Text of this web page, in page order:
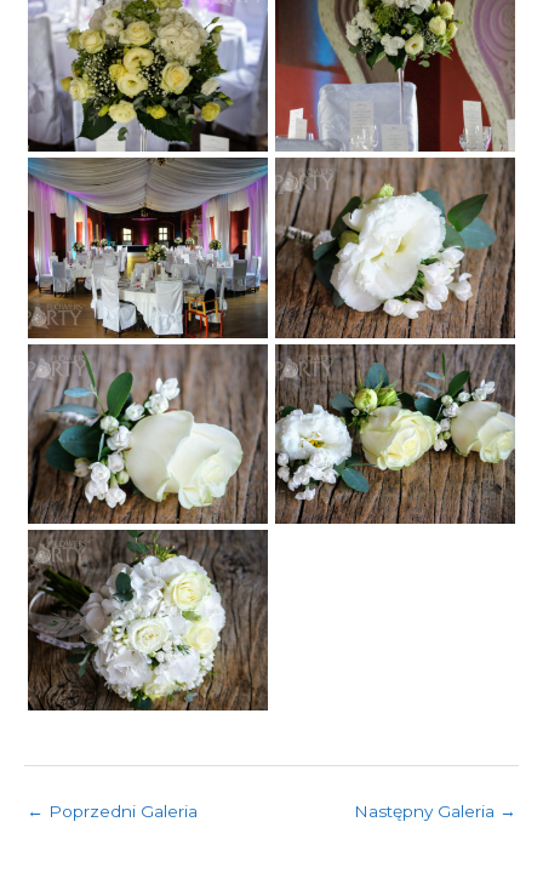
← Poprzedni Galeria Następny Galeria →